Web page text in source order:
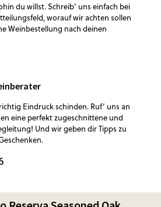
du willst. Schreib‘ uns einfach bei
worauf wir achten sollen
Weinbestellung nach deinen
Eindruck schinden. Ruf‘ uns an
eine perfekt zugeschnittene und
Und wir geben dir Tipps zu